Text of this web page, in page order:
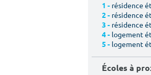
1 - résidence
2 - résidence
3 - résidence
4 - logement
5 - logement
Écoles à